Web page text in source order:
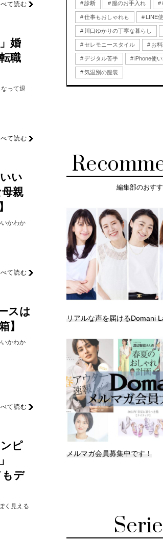
て読む
婚
職
って退
て読む
い
親
かわか
て読む
スは
】
かわか
て読む
ピ
もデ
く見える
診断 服のお手入れ
仕事もおしゃれも LINE
川口ゆかりの丁寧な暮らし
セレモニースタイル お
デジタル苦手 iPhone使
気温別の服装
編集部のおす
リアルな声を届けるDomani
メルマガ会員募集中です！